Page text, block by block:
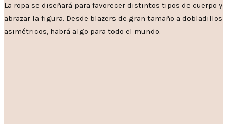
La ropa se diseñará para favorecer distintos tipos de cuerpo y
abrazar la figura. Desde blazers de gran tamaño a dobladillos
asimétricos, habrá algo para todo el mundo.